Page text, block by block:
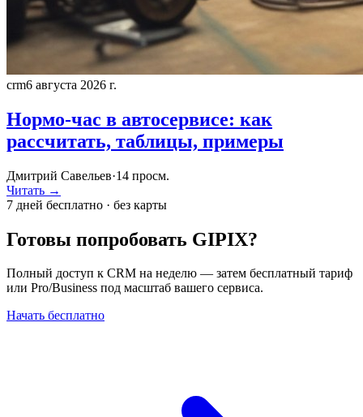
crm6 августа 2026 г.
Нормо-час в автосервисе: как
рассчитать, таблицы, примеры
Дмитрий Савельев·14 просм.
Читать →
7 дней бесплатно · без карты
Готовы попробовать GIPIX?
Полный доступ к CRM на неделю — затем бесплатный тариф
или Pro/Business под масштаб вашего сервиса.
Начать бесплатно